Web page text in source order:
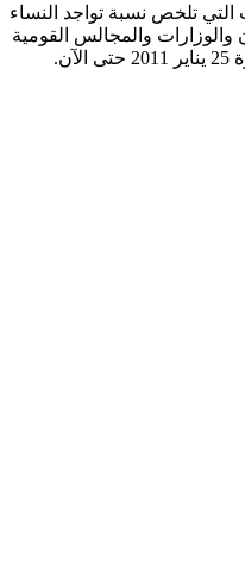
تلخص نسبة تواجد النساء
والمجالس القومية